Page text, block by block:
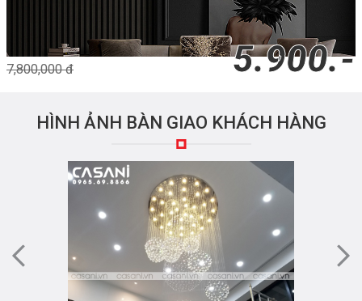
7,800,000 đ 5.900.-
HÌNH ẢNH BÀN GIAO KHÁCH HÀNG